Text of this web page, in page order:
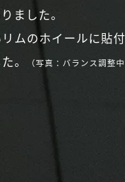
ました。
ムのホイールに貼
。
（写真：バランス調整中